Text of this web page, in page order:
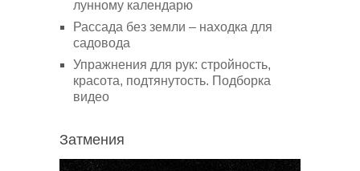
лунному календарю
Рассада без земли – находка для
садовода
Упражнения для рук: стройность,
красота, подтянутость. Подборка
видео
Затмения